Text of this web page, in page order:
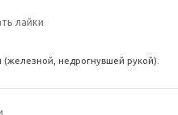
лайки
(железной, недрогнувшей рукой).